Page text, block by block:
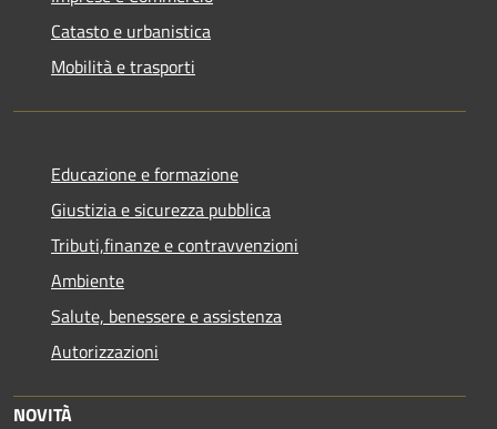
Catasto e urbanistica
Mobilità e trasporti
Educazione e formazione
Giustizia e sicurezza pubblica
Tributi,finanze e contravvenzioni
Ambiente
Salute, benessere e assistenza
Autorizzazioni
NOVITÀ